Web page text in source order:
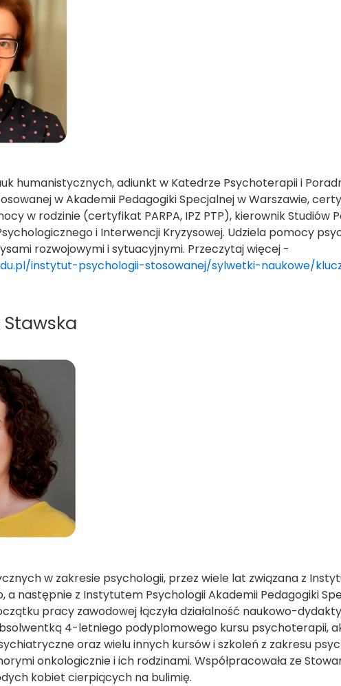
humanistycznych, adiunkt w Katedrze Psychoterapii i
w Akademii Pedagogiki Specjalnej w Warszawie,
w rodzinie (certyfikat PARPA, IPZ PTP), kierownik Studiów
i Interwencji Kryzysowej. Udziela pomocy
rozwojowymi i sytuacyjnymi. Przeczytaj więcej -
instytut-psychologii-stosowanej/sylwetki-naukowe/
w zakresie psychologii, przez wiele lat związana z
a następnie z Instytutem Psychologii Akademii Pedagogiki
pracy zawodowej łączyła działalność naukowo-
4-letniego podyplomowego kursu psychoterapii,
oraz wielu innych kursów i szkoleń z zakresu
onkologicznie i ich rodzinami. Współpracowała ze
kobiet cierpiących na bulimię.